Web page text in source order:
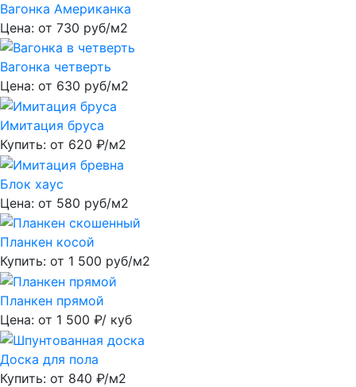
Вагонка Американка
Цена: от 730 руб/м2
Вагонка четверть
Цена: от 630 руб/м2
Имитация бруса
Купить: от 620 ₽/м2
Блок хаус
Цена: от 580 руб/м2
Планкен косой
Купить: от 1 500 руб/м2
Планкен прямой
Цена: от 1 500 ₽/ куб
Доска для пола
Купить: от 840 ₽/м2